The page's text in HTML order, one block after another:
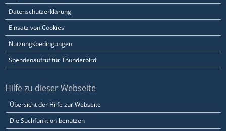
Datenschutzerklärung
Einsatz von Cookies
Nutzungsbedingungen
Spendenaufruf für Thunderbird
Hilfe zu dieser Webseite
Übersicht der Hilfe zur Webseite
Die Suchfunktion benutzen